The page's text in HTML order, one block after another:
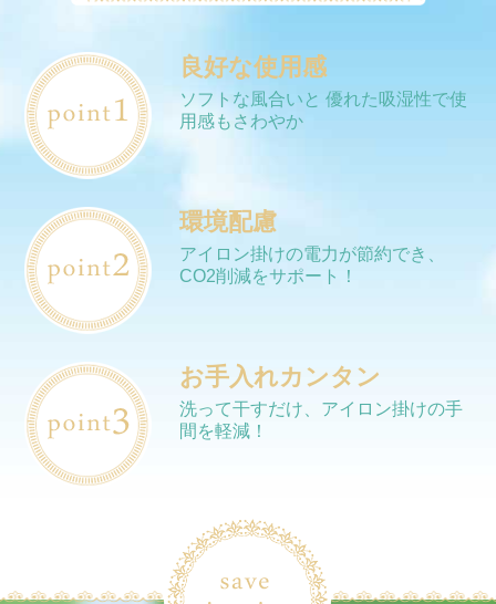
良好な使用感
ソフトな風合いと 優れた吸湿性で使
用感もさわやか
環境配慮
アイロン掛けの電力が節約でき、
CO2削減をサポート！
お手入れカンタン
洗って干すだけ、アイロン掛けの手
間を軽減！